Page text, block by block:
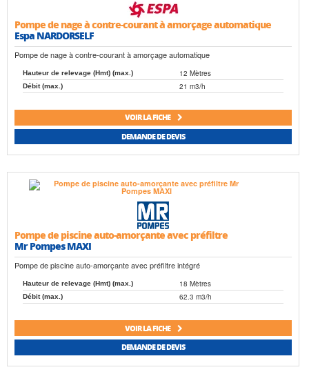
Pompe de nage à contre-courant à amorçage automatique
Espa NARDORSELF
Pompe de nage à contre-courant à amorçage automatique
Hauteur de relevage (Hmt) (max.) 12 Mètres
Débit (max.) 21 m3/h
VOIR LA FICHE
DEMANDE DE DEVIS
Pompe de piscine auto-amorçante avec préfiltre
Mr Pompes MAXI
Pompe de piscine auto-amorçante avec préfiltre intégré
Hauteur de relevage (Hmt) (max.) 18 Mètres
Débit (max.) 62.3 m3/h
VOIR LA FICHE
DEMANDE DE DEVIS